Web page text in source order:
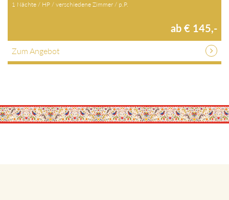
1 Nächte / HP / verschiedene Zimmer / p.P.
ab € 145,-
Zum Angebot